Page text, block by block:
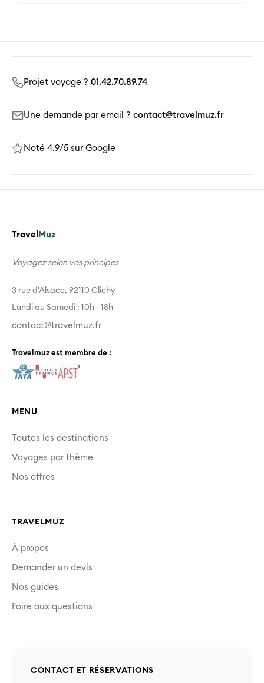
Projet voyage ? 01.42.70.89.74
Une demande par email ? contact@travelmuz.fr
Noté 4.9/5 sur Google
Travel Muz
Voyagez selon vos principes
3 rue d'Alsace, 92110 Clichy
Lundi au Samedi : 10h - 18h
contact@travelmuz.fr
Travelmuz est membre de :
MENU
Toutes les destinations
Voyages par thème
Nos offres
TRAVELMUZ
À propos
Demander un devis
Nos guides
Foire aux questions
CONTACT ET RÉSERVATIONS